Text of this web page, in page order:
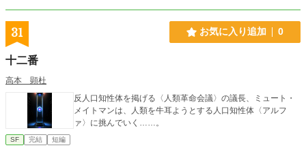
31 お気に入り追加 0
十二番
高本 顕杜
反人口知性体を掲げる〈人類革命会議〉の議長、ミュート・
メイトマンは、人類を牛耳ようとする人口知性体〈アルフ
ァ〉に挑んでいく……。
SF 完結 短編